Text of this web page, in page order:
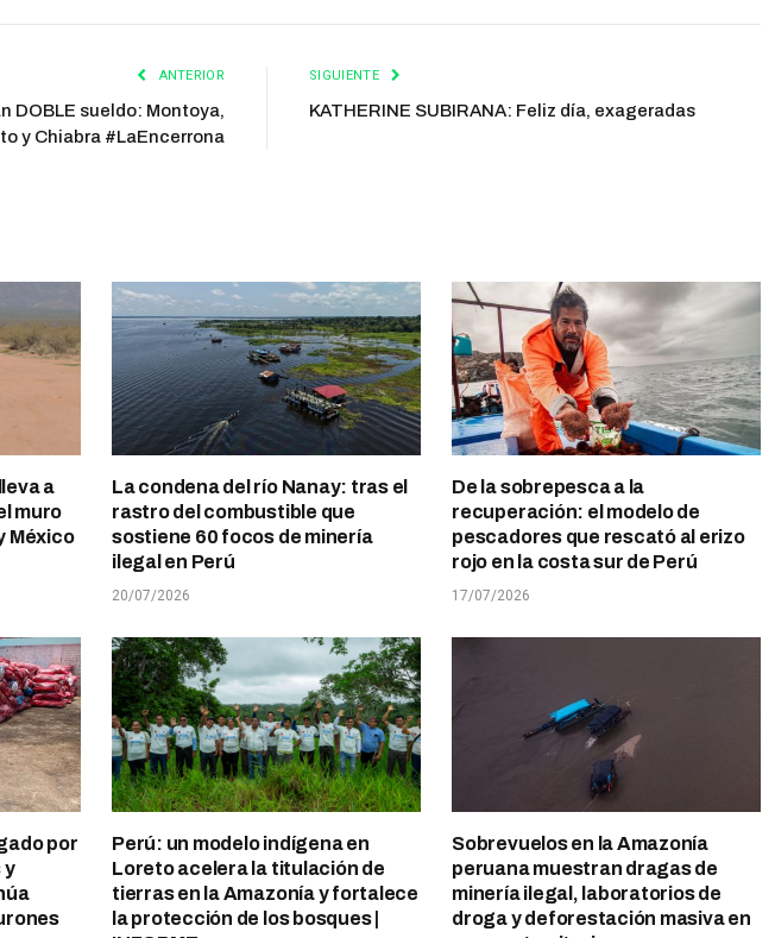
ANTERIOR
DOBLE sueldo: Montoya,
y Chiabra #LaEncerrona
SIGUIENTE
KATHERINE SUBIRANA: Feliz día, exageradas
a
muro
México
La condena del río Nanay: tras el
rastro del combustible que
sostiene 60 focos de minería
ilegal en Perú
20/07/2026
De la sobrepesca a la
recuperación: el modelo de
pescadores que rescató al erizo
rojo en la costa sur de Perú
17/07/2026
por
y
Perú: un modelo indígena en
Loreto acelera la titulación de
tierras en la Amazonía y fortalece
la protección de los bosques |
Sobrevuelos en la Amazonía
peruana muestran dragas de
minería ilegal, laboratorios de
droga y deforestación masiva en